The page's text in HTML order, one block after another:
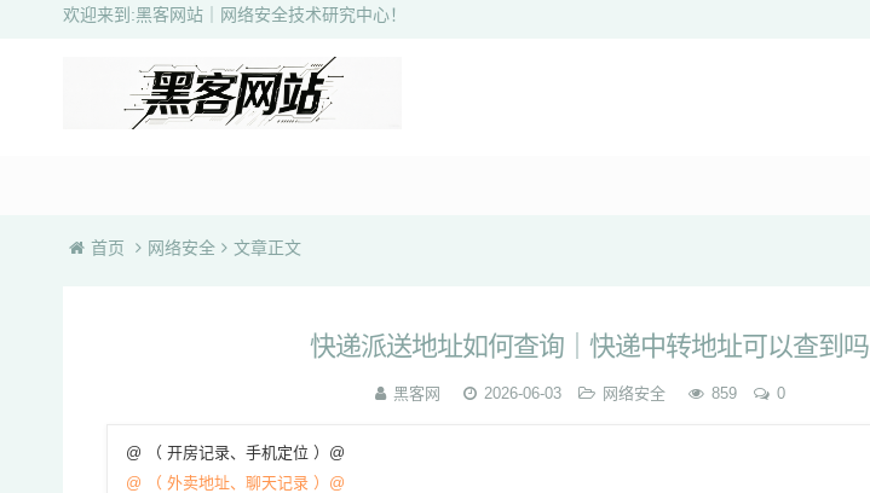
欢迎来到:黑客网站｜网络安全技术研究中心！
首页 网络安全 文章正文
快递派送地址如何查询｜快递中转地址可以查到吗
黑客网 2026-06-03 网络安全 859 0
@ （ 开房记录、手机定位 ）@
@ （ 外卖地址、聊天记录 ）@